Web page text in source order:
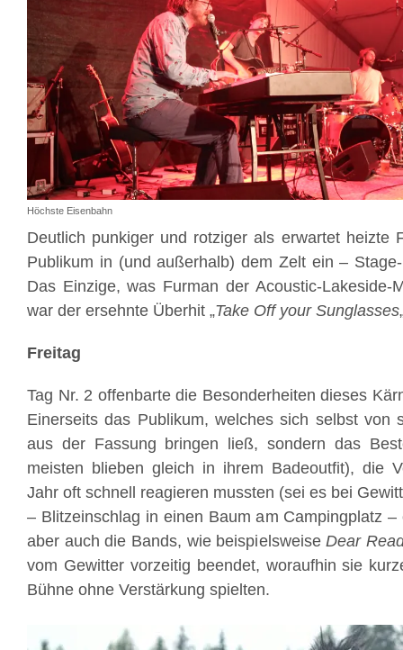
Höchste Eisenbahn
Deutlich punkiger und rotziger als erwartet heizte
Publikum in (und außerhalb) dem Zelt ein –
Das Einzige, was Furman der Acoustic-Lakeside-
war der ersehnte Überhit „Take Off your Sunglasses
Freitag
Tag Nr. 2 offenbarte die Besonderheiten dieses
Einerseits das Publikum, welches sich selbst von
aus der Fassung bringen ließ, sondern das
meisten blieben gleich in ihrem Badeoutfit), die
Jahr oft schnell reagieren mussten (sei es bei
– Blitzeinschlag in einen Baum am Campingplatz
aber auch die Bands, wie beispielsweiseDear
vom Gewitter vorzeitig beendet, woraufhin sie
Bühne ohne Verstärkung spielten.